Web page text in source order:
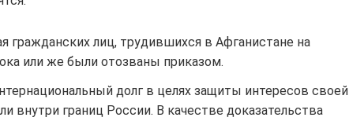
гражданских лиц, трудившихся в Афганистане на
или же были отозваны приказом.
долг в целях защиты интересов своей
внутри границ России. В качестве доказательства